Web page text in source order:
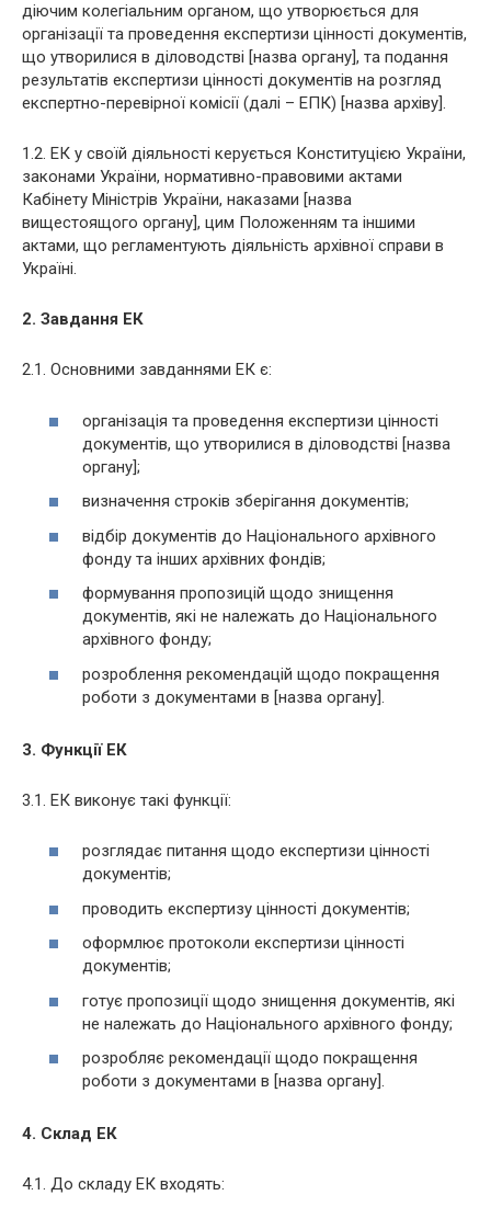
діючим колегіальним органом, що утворюється для
організації та проведення експертизи цінності документів,
що утворилися в діловодстві [назва органу], та подання
результатів експертизи цінності документів на розгляд
експертно-перевірної комісії (далі – ЕПК) [назва архіву].
1.2. ЕК у своїй діяльності керується Конституцією України,
законами України, нормативно-правовими актами
Кабінету Міністрів України, наказами [назва
вищестоящого органу], цим Положенням та іншими
актами, що регламентують діяльність архівної справи в
Україні.
2. Завдання ЕК
2.1. Основними завданнями ЕК є:
організація та проведення експертизи цінності
документів, що утворилися в діловодстві [назва
органу];
визначення строків зберігання документів;
відбір документів до Національного архівного
фонду та інших архівних фондів;
формування пропозицій щодо знищення
документів, які не належать до Національного
архівного фонду;
розроблення рекомендацій щодо покращення
роботи з документами в [назва органу].
3. Функції ЕК
3.1. ЕК виконує такі функції:
розглядає питання щодо експертизи цінності
документів;
проводить експертизу цінності документів;
оформлює протоколи експертизи цінності
документів;
готує пропозиції щодо знищення документів, які
не належать до Національного архівного фонду;
розробляє рекомендації щодо покращення
роботи з документами в [назва органу].
4. Склад ЕК
4.1. До складу ЕК входять: